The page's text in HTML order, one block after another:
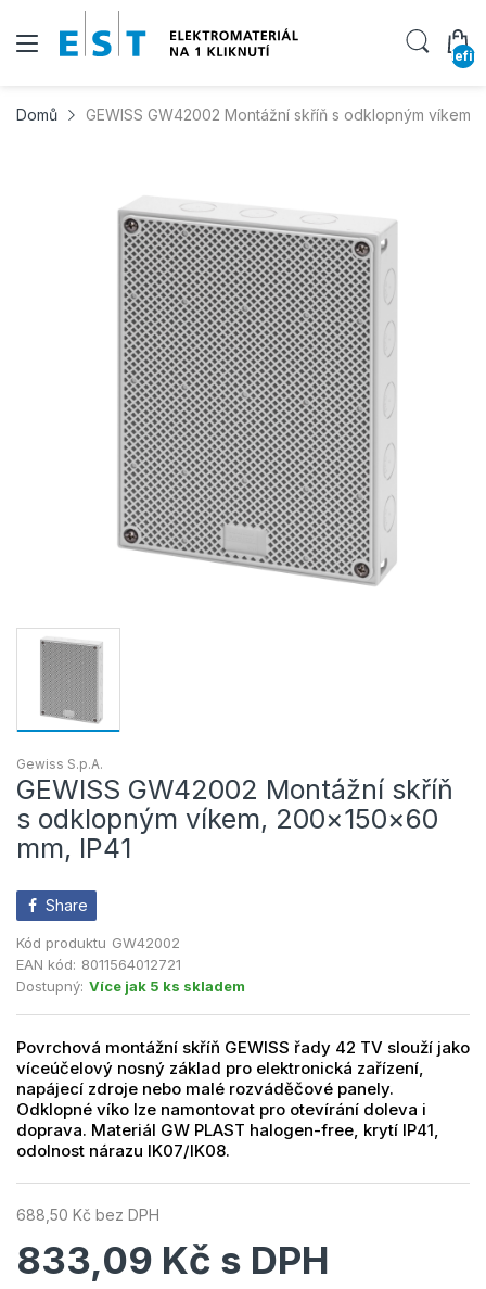
Domů GEWISS GW42002 Montážní skříň s odklopným víkem,
Gewiss S.p.A.
GEWISS GW42002 Montážní skříň
s odklopným víkem, 200×150×60
mm, IP41
Share
Kód produktu GW42002
EAN kód: 8011564012721
Dostupný: Více jak 5 ks skladem
Povrchová montážní skříň GEWISS řady 42 TV slouží jako
víceúčelový nosný základ pro elektronická zařízení,
napájecí zdroje nebo malé rozváděčové panely.
Odklopné víko lze namontovat pro otevírání doleva i
doprava. Materiál GW PLAST halogen-free, krytí IP41,
odolnost nárazu IK07/IK08.
688,50 Kč bez DPH
833,09 Kč s DPH